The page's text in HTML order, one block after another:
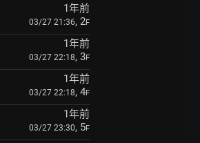
1年前
03/27 21:36, 2F
1年前
03/27 22:18, 3F
1年前
03/27 22:18, 4F
1年前
03/27 23:30, 5F